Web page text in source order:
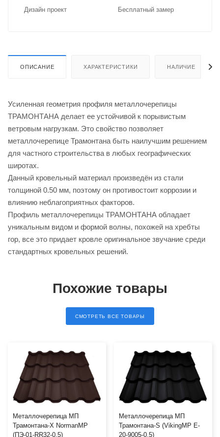
Дизайн проект Бес­плат­ный замер
ОПИСАНИЕ ХАРАКТЕРИСТИКИ НАЛИЧИЕ
Усиленная геометрия профиля металлочерепицы
ТРАМОНТАНА делает ее устойчивой к порывистым
ветровым нагрузкам. Это свойство позволяет
металлочерепице Трамонтана быть наилучшим решением
для частного строительства в любых географических
широтах.
Данный кровельный материал произведён из стали
толщиной 0.50 мм, поэтому он противостоит коррозии и
влиянию неблагоприятных факторов.
Профиль металлочерепицы ТРАМОНТАНА обладает
уникальным видом и формой волны, похожей на хребты
гор, все это придает кровле оригинальное звучание среди
стандартных кровельных решений.
Похожие товары
СМОТРЕТЬ ВСЕ ТОВАРЫ
Металлочерепица МП
Трамонтана-X NormanMP
(ПЭ-01-RR32-0.5)
Металлочерепица МП
Трамонтана-S (VikingMP E-
20-9005-0.5)